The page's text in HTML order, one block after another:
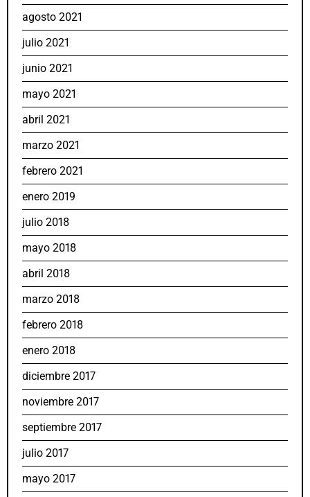
agosto 2021
julio 2021
junio 2021
mayo 2021
abril 2021
marzo 2021
febrero 2021
enero 2019
julio 2018
mayo 2018
abril 2018
marzo 2018
febrero 2018
enero 2018
diciembre 2017
noviembre 2017
septiembre 2017
julio 2017
mayo 2017